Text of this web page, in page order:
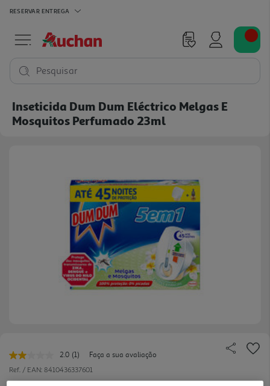
RESERVAR ENTREGA
Pesquisar
Inseticida Dum Dum Eléctrico Melgas E
Mosquitos Perfumado 23ml
2.0 Leu
uma
avaliação.
(1)
Faça a sua avaliação
Ref. / EAN: 8410436337601